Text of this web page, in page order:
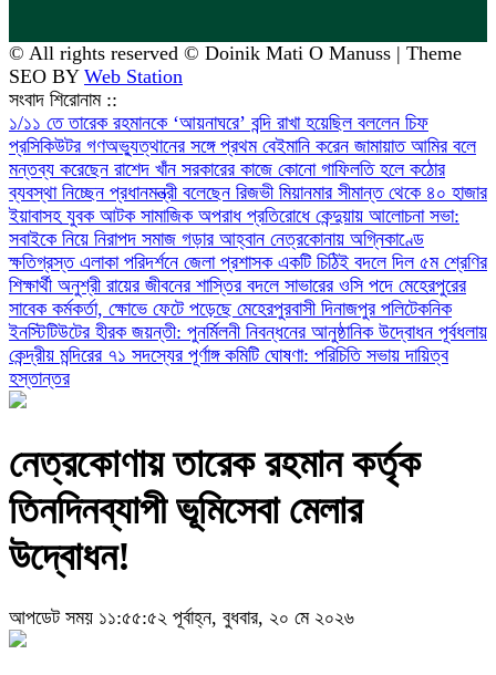
© All rights reserved © Doinik Mati O Manuss | Theme
SEO BY Web Station
সংবাদ শিরোনাম ::
১/১১ তে তারেক রহমানকে ‘আয়নাঘরে’ বন্দি রাখা হয়েছিল বললেন চিফ
প্রসিকিউটর গণঅভ্যুত্থানের সঙ্গে প্রথম বেইমানি করেন জামায়াত আমির বলে
মন্তব্য করেছেন রাশেদ খাঁন সরকারের কাজে কোনো গাফিলতি হলে কঠোর
ব্যবস্থা নিচ্ছেন প্রধানমন্ত্রী বলেছেন রিজভী মিয়ানমার সীমান্ত থেকে ৪০ হাজার
ইয়াবাসহ যুবক আটক সামাজিক অপরাধ প্রতিরোধে কেন্দুয়ায় আলোচনা সভা:
সবাইকে নিয়ে নিরাপদ সমাজ গড়ার আহ্বান নেত্রকোনায় অগ্নিকাণ্ডে
ক্ষতিগ্রস্ত এলাকা পরিদর্শনে জেলা প্রশাসক একটি চিঠিই বদলে দিল ৫ম শ্রেণির
শিক্ষার্থী অনুশ্রী রায়ের জীবনের শাস্তির বদলে সাভারের ওসি পদে মেহেরপুরের
সাবেক কর্মকর্তা, ক্ষোভে ফেটে পড়েছে মেহেরপুরবাসী দিনাজপুর পলিটেকনিক
ইনস্টিটিউটের হীরক জয়ন্তী: পুনর্মিলনী নিবন্ধনের আনুষ্ঠানিক উদ্বোধন পূর্বধলায়
কেন্দ্রীয় মন্দিরের ৭১ সদস্যের পূর্ণাঙ্গ কমিটি ঘোষণা: পরিচিতি সভায় দায়িত্ব
হস্তান্তর
নেত্রকোণায় তারেক রহমান কর্তৃক
তিনদিনব্যাপী ভূমিসেবা মেলার
উদ্বোধন!
আপডেট সময় ১১:৫৫:৫২ পূর্বাহ্ন, বুধবার, ২০ মে ২০২৬